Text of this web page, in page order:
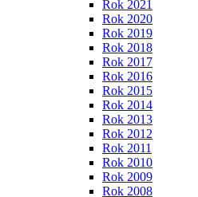
Rok 2021
Rok 2020
Rok 2019
Rok 2018
Rok 2017
Rok 2016
Rok 2015
Rok 2014
Rok 2013
Rok 2012
Rok 2011
Rok 2010
Rok 2009
Rok 2008